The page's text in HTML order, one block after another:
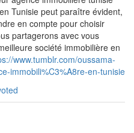
Tunisie peut paraître évident,
en compte pour choisir
partagerons avec vous
société immobilière en
www.tumblr.com/oussama-
immobili%C3%A8re-en-tunisie